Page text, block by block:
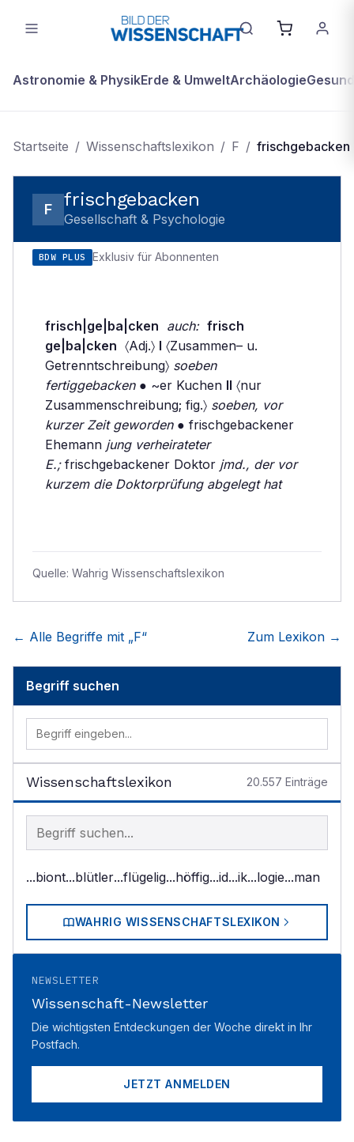
Astronomie & PhysikErde & UmweltArchäologie
Startseite / Wissenschaftslexikon / F / frischgebacken
F frischgebacken
Gesellschaft & Psychologie
BDW PLUS Exklusiv für Abonnenten
frisch|ge|ba|cken auch: frisch
ge|ba|cken 〈Adj.〉 I 〈Zusammen– u.
Getrenntschreibung〉 soeben
fertiggebacken● ~er Kuchen II 〈nur
Zusammenschreibung; fig.〉 soeben, vor
kurzer Zeit geworden● frischgebackener
Ehemann jung verheirateter
E.;frischgebackener Doktor jmd., der vor
kurzem die Doktorprüfung abgelegt hat
Quelle: Wahrig Wissenschaftslexikon
← Alle Begriffe mit „F“ Zum Lexikon →
Begriff suchen
Wissenschaftslexikon 20.557 Einträge
Begriff im Lexikon suchen
...biont...blütler...flügelig...höffig...id...ik...logie...man
WAHRIG WISSENSCHAFTSLEXIKON
NEWSLETTER
Wissenschaft-Newsletter
Die wichtigsten Entdeckungen der Woche direkt in Ihr
Postfach.
JETZT ANMELDEN